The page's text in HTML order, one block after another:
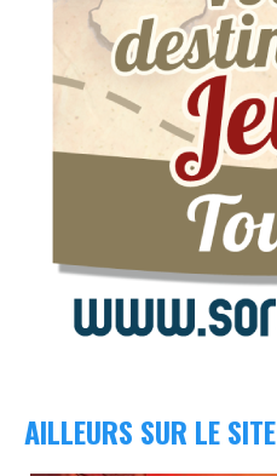
AILLEURS SUR LE SITE